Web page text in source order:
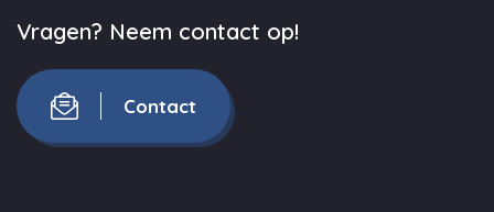
Vragen? Neem contact op!
Contact